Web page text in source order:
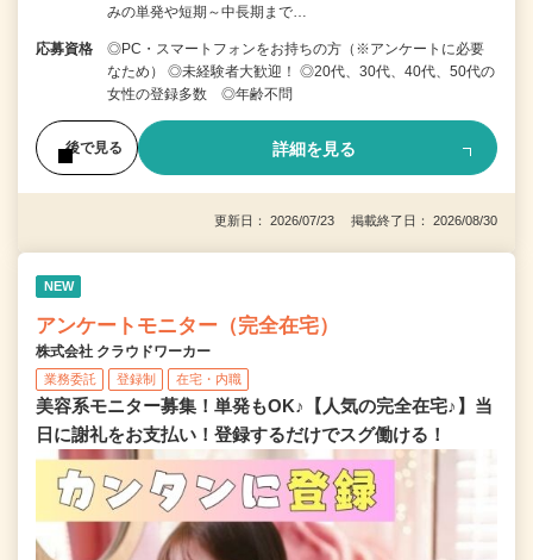
みの単発や短期～中長期まで…
応募資格
◎PC・スマートフォンをお持ちの方（※アンケートに必要
なため） ◎未経験者大歓迎！ ◎20代、30代、40代、50代の
女性の登録多数 ◎年齢不問
後で見る 詳細を見る
更新日： 2026/07/23 掲載終了日： 2026/08/30
NEW
アンケートモニター（完全在宅）
株式会社 クラウドワーカー
業務委託 登録制 在宅・内職
美容系モニター募集！単発もOK♪【人気の完全在宅♪】当
日に謝礼をお支払い！登録するだけでスグ働ける！